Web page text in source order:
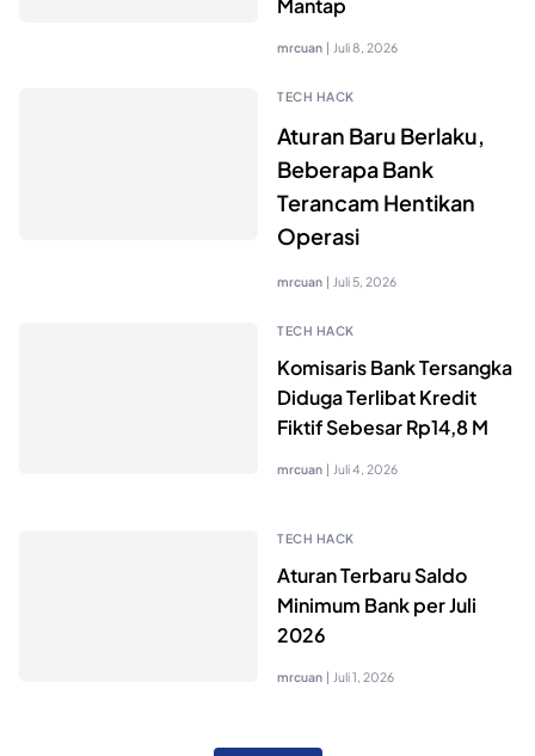
Mantap
mrcuan | Juli 8, 2026
TECH HACK
Aturan Baru Berlaku,
Beberapa Bank
Terancam Hentikan
Operasi
mrcuan | Juli 5, 2026
TECH HACK
Komisaris Bank Tersangka
Diduga Terlibat Kredit
Fiktif Sebesar Rp14,8 M
mrcuan | Juli 4, 2026
TECH HACK
Aturan Terbaru Saldo
Minimum Bank per Juli
2026
mrcuan | Juli 1, 2026